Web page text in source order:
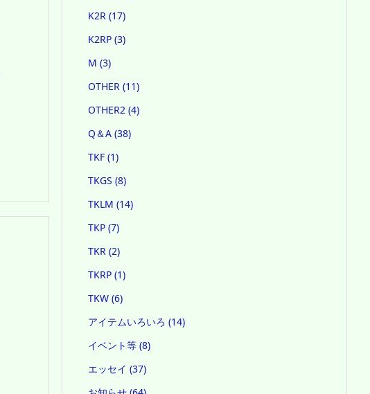
K2R (17)
K2RP (3)
M (3)
OTHER (11)
OTHER2 (4)
Q＆A (38)
TKF (1)
TKGS (8)
TKLM (14)
TKP (7)
TKR (2)
TKRP (1)
TKW (6)
アイテムいろいろ (14)
イベント等 (8)
エッセイ (37)